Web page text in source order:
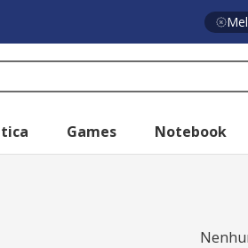
Games Notebook